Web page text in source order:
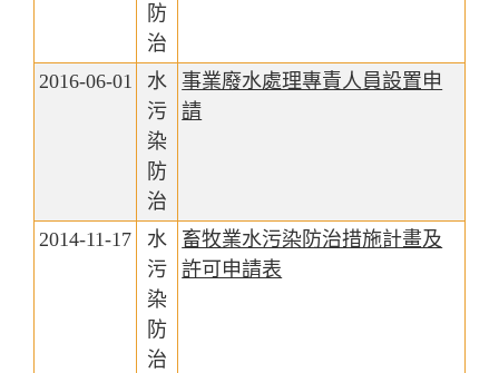
防
治
2016-06-01
水
污
染
防
治
事業廢水處理專責人員設置申
請
2014-11-17
水
污
染
防
治
畜牧業水污染防治措施計畫及
許可申請表